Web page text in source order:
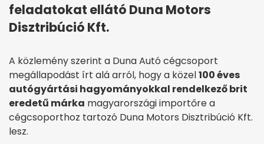
feladatokat ellátó Duna Motors
Disztribúció Kft.
A közlemény szerint a Duna Autó cégcsoport
megállapodást írt alá arról, hogy a közel100 éves
autógyártási hagyományokkal rendelkező brit
eredetű márka magyarországi importőre a
cégcsoporthoz tartozó Duna Motors Disztribúció Kft.
lesz.